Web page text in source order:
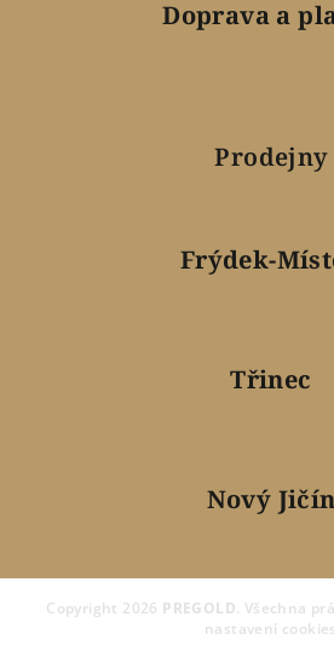
Doprava a
Prodejny
Frýdek-
Třinec
Nový Jičín
Copyright 2026 PREGOLD. Všechna
nastavení cookies